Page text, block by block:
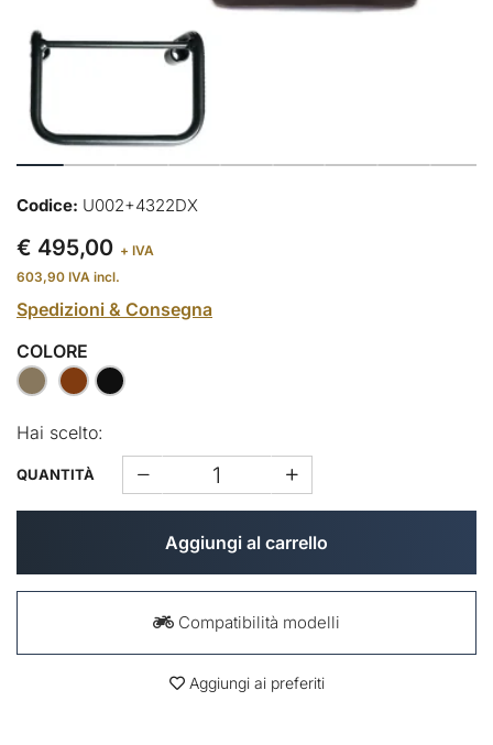
Codice: U002+4322DX
€ 495,00 + IVA
603,90 IVA incl.
Spedizioni & Consegna
COLORE
Hai scelto:
QUANTITÀ
Aggiungi al carrello
Compatibilità modelli
Aggiungi ai preferiti